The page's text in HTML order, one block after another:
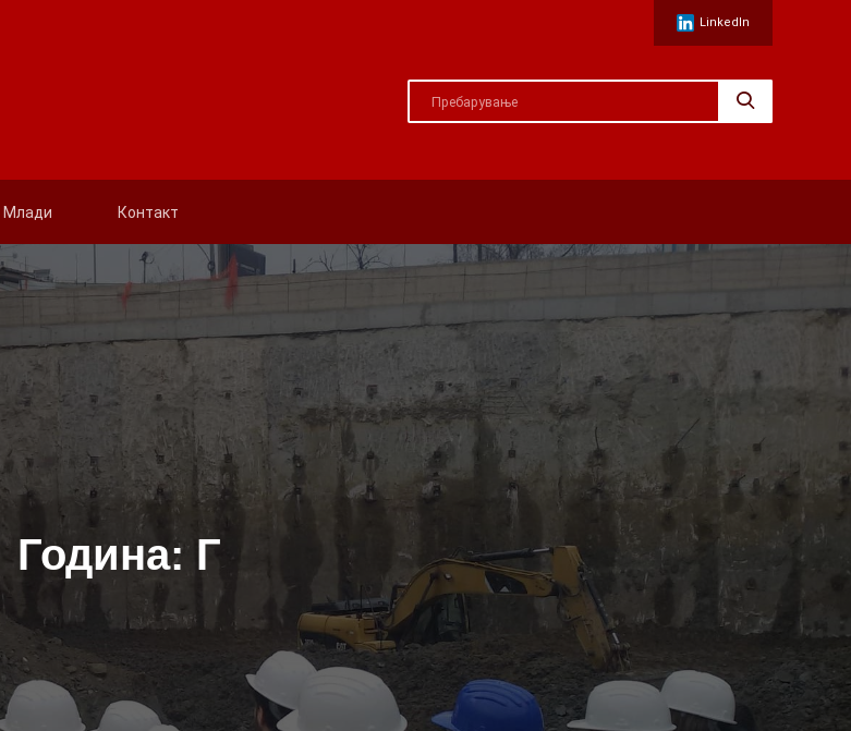
LinkedIn
Млади Контакт
Година: Г